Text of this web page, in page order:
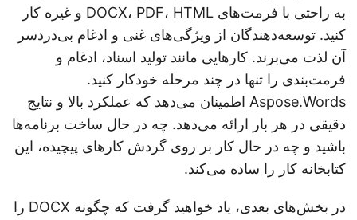
به راحتی با فرمت‌های DOCX، PDF، HTML و غیره کار
کنید. توسعه‌دهندگان از ویژگی‌های غنی و ادغام بی‌دردسر
آن لذت می‌برند. کارهایی مانند تولید اسناد، ادغام و
فرمت‌بندی را تنها در چند مرحله خودکار کنید.
Aspose.Words اطمینان می‌دهد که عملکرد بالا و نتایج
دقیقی در هر بار ارائه می‌دهد. چه در حال ساخت برنامه‌ها
باشید و چه در حال کار بر روی گردش کارهای پیچیده، این
کتابخانه کار را ساده می‌کند.
در بخش‌های بعدی، یاد خواهید گرفت که چگونه DOCX را